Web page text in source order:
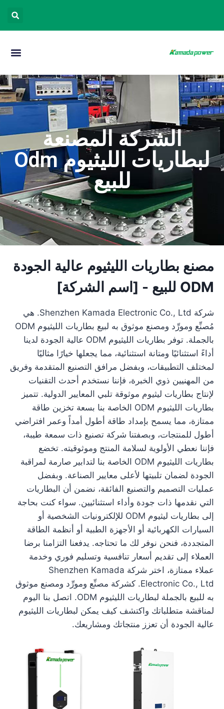
الشركة المصنعة
لبطاريات الليثيوم Odm
للبيع
مصنع بطاريات الليثيوم عالية الجودة
ODM للبيع - [اسم الشركة]
شركة Shenzhen Kamada Electronic Co., Ltd. هي
مُصنِّع ومورِّد ومصنع موثوق به لبيع بطاريات الليثيوم ODM
بالجملة. توفر بطاريات الليثيوم ODM عالية الجودة لدينا
أداءً استثنائيًا ومتانة استثنائية، مما يجعلها خيارًا مثاليًا
لمختلف التطبيقات، وبفضل مرافق التصنيع المتقدمة وفريق
من المهنيين ذوي الخبرة، فإننا نستخدم أحدث التقنيات
لإنتاج بطاريات ليثيوم موثوقة تلبي المعايير الدولية. تتميز
بطاريات الليثيوم ODM الخاصة بنا بسعة تخزين طاقة
ممتازة، مما يسمح بإمداد طاقة أطول أمداً وعمر افتراضي
أطول للمنتجات، وبصفتنا شركة تصنيع ذات سمعة طيبة،
فإننا نعطي الأولوية لسلامة المنتج وموثوقيته. تخضع
بطاريات الليثيوم ODM الخاصة بنا لتدابير صارمة لمراقبة
الجودة لضمان تلبيتها لأعلى معايير الصناعة. وبفضل
عمليات التصميم والتصنيع الفائقة، نضمن أن البطاريات
التي نقدمها ذات جودة وأداء استثنائيين. سواء كنت بحاجة
إلى بطاريات ليثيوم ODM للإلكترونيات الشخصية أو
السيارات الكهربائية أو الأجهزة الطبية أو أنظمة الطاقة
المتجددة، فنحن نوفر لك ما تحتاجه. يدفعنا التزامنا برضا
العملاء إلى تقديم أسعار تنافسية وتسليم فوري وخدمة
عملاء ممتازة، اختر شركة Shenzhen Kamada
Electronic Co., Ltd. كشركة مصنِّع ومورِّد ومصنع موثوق
به للبيع بالجملة لبطاريات الليثيوم ODM. اتصل بنا اليوم
لمناقشة متطلباتك واكتشف كيف يمكن لبطاريات الليثيوم
عالية الجودة أن تعزز منتجاتك ومشاريعك.